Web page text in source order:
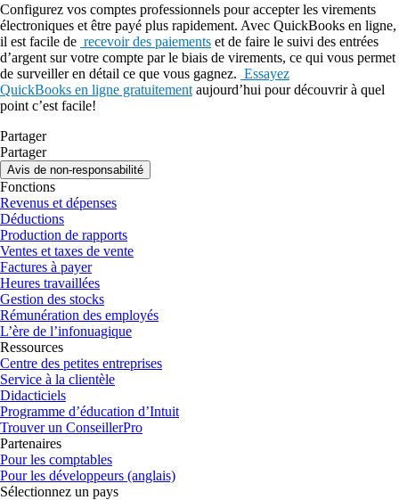
Configurez vos comptes professionnels pour accepter les virements
électroniques et être payé plus rapidement. Avec QuickBooks en ligne,
il est facile de recevoir des paiements et de faire le suivi des entrées
d’argent sur votre compte par le biais de virements, ce qui vous permet
de surveiller en détail ce que vous gagnez. Essayez
QuickBooks en ligne gratuitement aujourd’hui pour découvrir à quel
point c’est facile!
Partager
Partager
Avis de non-responsabilité
Fonctions
Revenus et dépenses
Déductions
Production de rapports
Ventes et taxes de vente
Factures à payer
Heures travaillées
Gestion des stocks
Rémunération des employés
L’ère de l’infonuagique
Ressources
Centre des petites entreprises
Service à la clientèle
Didacticiels
Programme d’éducation d’Intuit
Trouver un ConseillerPro
Partenaires
Pour les comptables
Pour les développeurs (anglais)
Sélectionnez un pays